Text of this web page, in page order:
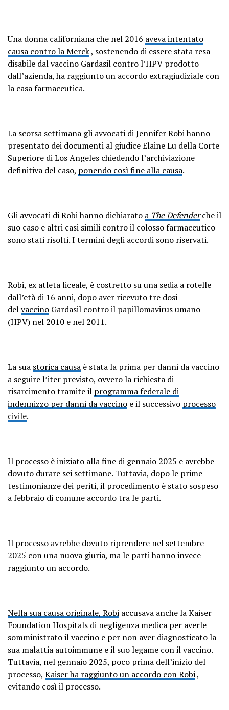
Una donna californiana che nel 2016 aveva intentato
causa contro la Merck, sostenendo di essere stata resa
disabile dal vaccino Gardasil contro l’HPV prodotto
dall’azienda, ha raggiunto un accordo extragiudiziale con
la casa farmaceutica.
La scorsa settimana gli avvocati di Jennifer Robi hanno
presentato dei documenti al giudice Elaine Lu della Corte
Superiore di Los Angeles chiedendo l’archiviazione
definitiva del caso, ponendo così fine alla causa.
Gli avvocati di Robi hanno dichiarato a The Defenderche il
suo caso e altri casi simili contro il colosso farmaceutico
sono stati risolti. I termini degli accordi sono riservati.
Robi, ex atleta liceale, è costretto su una sedia a rotelle
dall’età di 16 anni, dopo aver ricevuto tre dosi
delvaccino Gardasil contro il papillomavirus umano
(HPV) nel 2010 e nel 2011.
La sua storica causa è stata la prima per danni da vaccino
a seguire l’iter previsto, ovvero la richiesta di
risarcimento tramite il programma federale di
indennizzo per danni da vaccino e il successivo processo
civile.
Il processo è iniziato alla fine di gennaio 2025 e avrebbe
dovuto durare sei settimane. Tuttavia, dopo le prime
testimonianze dei periti, il procedimento è stato sospeso
a febbraio di comune accordo tra le parti.
Il processo avrebbe dovuto riprendere nel settembre
2025 con una nuova giuria, ma le parti hanno invece
raggiunto un accordo.
Nella sua causa originale, Robi accusava anche la Kaiser
Foundation Hospitals di negligenza medica per averle
somministrato il vaccino e per non aver diagnosticato la
sua malattia autoimmune e il suo legame con il vaccino.
Tuttavia, nel gennaio 2025, poco prima dell’inizio del
processo, Kaiser ha raggiunto un accordo con Robi,
evitando così il processo.